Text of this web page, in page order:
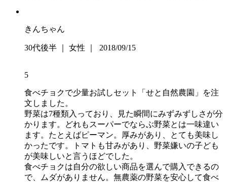
きんちゃん
30代後半 ｜ 女性 ｜ 2018/09/15
5
食べチョクで少量お試しセット「せと自然農園」を注
文しました。
野菜は7種類入っており、見た瞬間にみずみずしさが分
かります。どれもスーパーでならぶ野菜とは一味違い
ます。たとえばピーマン。厚みがあり、とても美味し
かったです。トマトも甘みがあり、野菜嫌いの子ども
が美味しいと言うほどでした。
食べチョクは自分の欲しい商品を選んで購入できるの
で、ムダがありません。無農薬の野菜を安心して食べ